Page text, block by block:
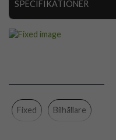
SPECIFIKATIONER
Tillverkarens art nr
Fixed Bilhållare